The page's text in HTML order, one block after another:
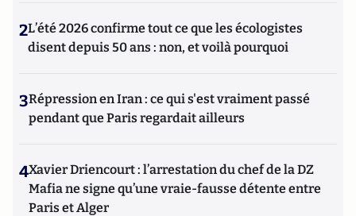
2L’été 2026 confirme tout ce que les écologistes
disent depuis 50 ans : non, et voilà pourquoi
3Répression en Iran : ce qui s'est vraiment passé
pendant que Paris regardait ailleurs
4Xavier Driencourt : l’arrestation du chef de la DZ
Mafia ne signe qu’une vraie-fausse détente entre
Paris et Alger